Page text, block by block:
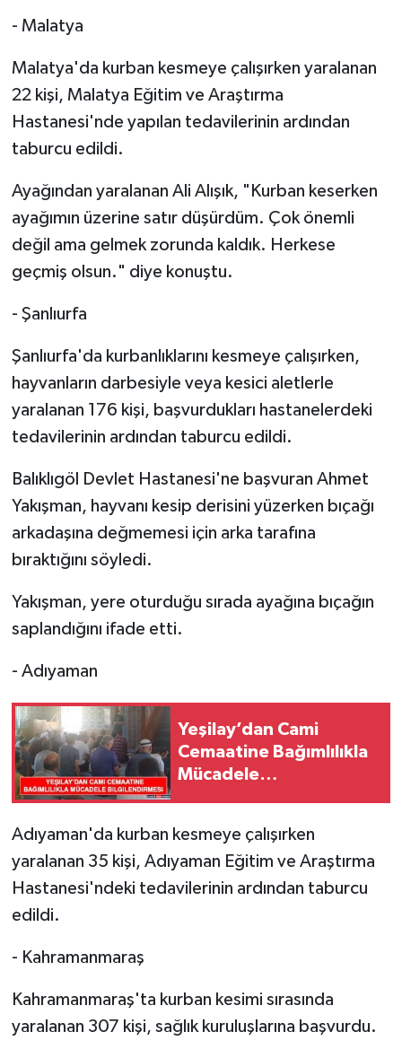
- Malatya
Malatya'da kurban kesmeye çalışırken yaralanan
22 kişi, Malatya Eğitim ve Araştırma
Hastanesi'nde yapılan tedavilerinin ardından
taburcu edildi.
Ayağından yaralanan Ali Alışık, "Kurban keserken
ayağımın üzerine satır düşürdüm. Çok önemli
değil ama gelmek zorunda kaldık. Herkese
geçmiş olsun." diye konuştu.
- Şanlıurfa
Şanlıurfa'da kurbanlıklarını kesmeye çalışırken,
hayvanların darbesiyle veya kesici aletlerle
yaralanan 176 kişi, başvurdukları hastanelerdeki
tedavilerinin ardından taburcu edildi.
Balıklıgöl Devlet Hastanesi'ne başvuran Ahmet
Yakışman, hayvanı kesip derisini yüzerken bıçağı
arkadaşına değmemesi için arka tarafına
bıraktığını söyledi.
Yakışman, yere oturduğu sırada ayağına bıçağın
saplandığını ifade etti.
- Adıyaman
Yeşilay’dan Cami
Cemaatine Bağımlılıkla
Mücadele
Adıyaman'da kurban kesmeye çalışırken
yaralanan 35 kişi, Adıyaman Eğitim ve Araştırma
Hastanesi'ndeki tedavilerinin ardından taburcu
edildi.
- Kahramanmaraş
Kahramanmaraş'ta kurban kesimi sırasında
yaralanan 307 kişi, sağlık kuruluşlarına başvurdu.